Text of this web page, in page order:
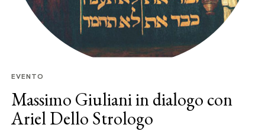
EVENTO
Massimo Giuliani in dialogo con
Ariel Dello Strologo